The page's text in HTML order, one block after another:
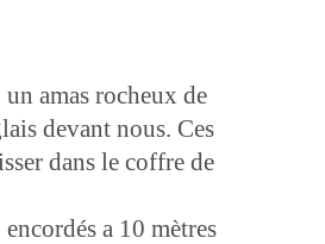
amas rocheux de
devant nous. Ces
dans le coffre de
a 10 mètres